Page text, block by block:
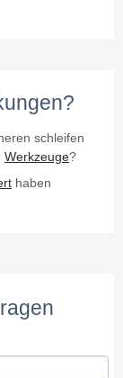
schleifen
Werkzeuge?
haben